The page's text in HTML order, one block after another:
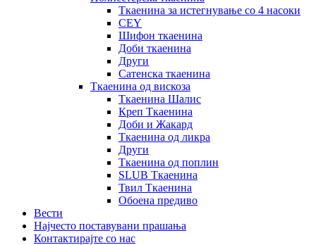
Ткаенина за истегнување со 4 насоки
CEY
Шифон ткаенина
Доби ткаенина
Други
Сатенска ткаенина
Ткаенина од вискоза
Ткаенина Шалис
Креп Ткаенина
Доби и Жакард
Ткаенина од ликра
Други
Ткаенина од поплин
SLUB Ткаенина
Твил Ткаенина
Обоена предиво
Вести
Најчесто поставувани прашања
Контактирајте со нас